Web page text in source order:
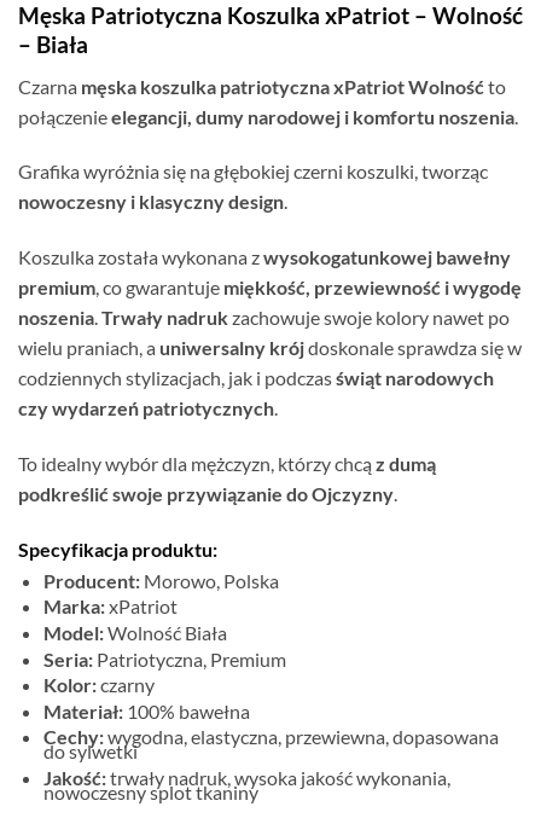
Męska Patriotyczna Koszulka xPatriot – Wolność
– Biała
Czarna męska koszulka patriotyczna xPatriot Wolność to
połączenieelegancji, dumy narodowej i komfortu noszenia
Grafika wyróżnia się na głębokiej czerni koszulki, tworząc
nowoczesny i klasyczny design.
Koszulka została wykonana zwysokogatunkowej bawełny
premium, co gwarantuje miękkość, przewiewność i wygodę
noszenia.Trwały nadrukzachowuje swoje kolory nawet po
wielu praniach, a uniwersalny krójdoskonale sprawdza się w
codziennych stylizacjach, jak i podczasświąt narodowych
czy wydarzeń patriotycznych.
To idealny wybór dla mężczyzn, którzy chcą z dumą
podkreślić swoje przywiązanie do Ojczyzny.
Specyfikacja produktu:
Producent:Morowo, Polska
Marka:xPatriot
Model:Wolność Biała
Seria:Patriotyczna, Premium
Kolor:czarny
Materiał:100% bawełna
Cechy:wygodna, elastyczna, przewiewna, dopasowana
do sylwetki
Jakość:trwały nadruk, wysoka jakość wykonania,
nowoczesny splot tkaniny